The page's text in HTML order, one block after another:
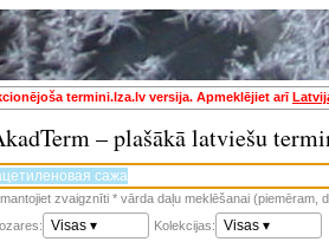
termini.lza.lv versija. Apmeklējiet arī
– plašākā latviešu
zvaigznīti * vārda daļu meklēšanai (piemēram,
Visas ▾ Kolekcijas: Visas ▾